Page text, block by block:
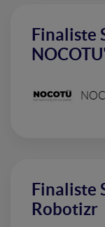
Finaliste
NOCOTU'
Finaliste
Robotizr